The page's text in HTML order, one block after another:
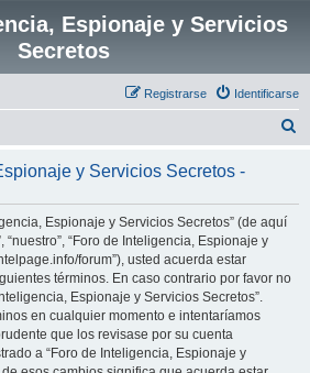
Espionaje y Servicios
Secretos
Identificarse
Registrarse
c
y Servicios Secretos -
Espionaje y Servicios Secretos” (de aquí
“nuestro”, “Foro de Inteligencia, Espionaje y
forum”), usted acuerda estar
términos. En caso contrario por favor no
Espionaje y Servicios Secretos”.
en cualquier momento e intentaríamos
que los revisase por su cuenta
a “Foro de Inteligencia, Espionaje y